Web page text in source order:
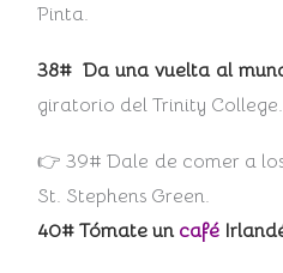
Pinta.
38# Da una vuelta al
giratorio del Trinity College.
👉 39# Dale de comer a
St. Stephens Green.
40# Tómate un café